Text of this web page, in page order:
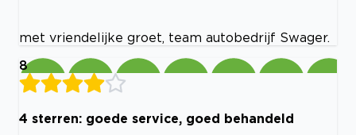
met vriendelijke groet, team autobedrijf Swager.
8
4 sterren: goede service, goed behandeld